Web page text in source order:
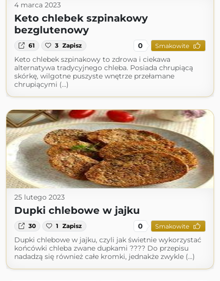
4 marca 2023
Keto chlebek szpinakowy
bezglutenowy
61 3 Zapisz 0 Smakowite
Keto chlebek szpinakowy to zdrowa i ciekawa
alternatywa tradycyjnego chleba. Posiada chrupiącą
skórkę, wilgotne puszyste wnętrze przełamane
chrupiącymi (...)
25 lutego 2023
Dupki chlebowe w jajku
30 1 Zapisz 0 Smakowite
Dupki chlebowe w jajku, czyli jak świetnie wykorzystać
końcówki chleba zwane dupkami ???? Do przepisu
nadadzą się również całe kromki, jednakże zwykle (...)